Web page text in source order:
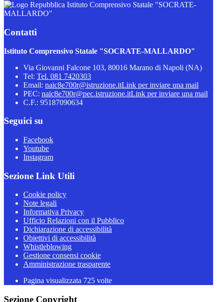
Istituto Comprensivo Statale "SOCRATE-
MALLARDO"
Contatti
Istituto Comprensivo Statale "SOCRATE-MALLARDO"
Via Giovanni Falcone 103, 80016 Marano di Napoli (NA)
Tel: Tel. 081 7420303
Email: naic8e700r@istruzione.itLink per inviare una mail
PEC: naic8e700r@pec.istruzione.itLink per inviare una mail
C.F.: 95187090634
Seguici su
Facebook
Youtube
Instagram
Sezione Link Utili
Cookie policy
Note legali
Informativa Privacy
Ufficio Relazioni con il Pubblico
Dichiarazione di accessibilità
Obiettivi di accessibilità
Whistleblowing
Gestione consensi cookie
Amministrazione trasparente
Pagina visualizzata 725 volte
Sezione Copyright